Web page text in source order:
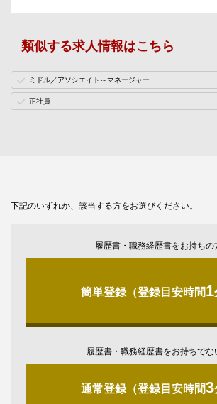
類似する求人情報はこちら
ミドル／アソシエイト～マネージャー
正社員
下記のいずれか、該当する方をお選びください。
履歴書・職務経歴書をお持ちの
簡単登録（登録目安時間1
履歴書・職務経歴書をお持ちでな
通常登録（登録目安時間3